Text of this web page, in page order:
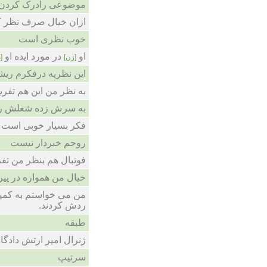
موضوعی رادرک
ازان خیال صرف نظر
خوب نظری است
او [زن] در مورد ایده او
این نظریه درفکرم
به نظر من این هم
به سرش زده شغلش
فکر بسیار خوبی است
روحم خبردار نیست
فوتبال هم بنظر من
خیال من همواره در
من می خواستم به
ردش کردند.
طبقه
ژنرال امیر ارتش
سرتیپ